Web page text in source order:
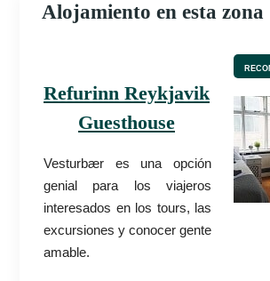
Alojamiento en esta zona
Refurinn Reykjavik
Guesthouse
Vesturbær es una opción
genial para los viajeros
interesados en los tours, las
excursiones y conocer gente
amable.